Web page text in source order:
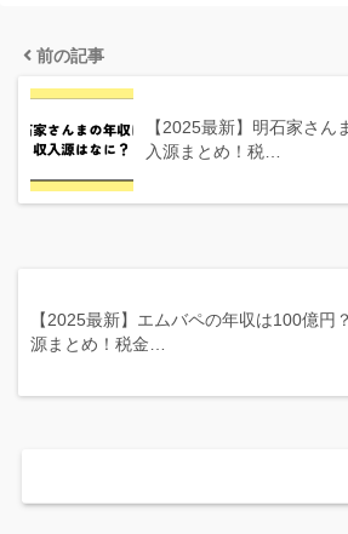
前の記事
【2025最新】明石家さん
入源まとめ！税…
【2025最新】エムバペの年収は100億円
源まとめ！税金…